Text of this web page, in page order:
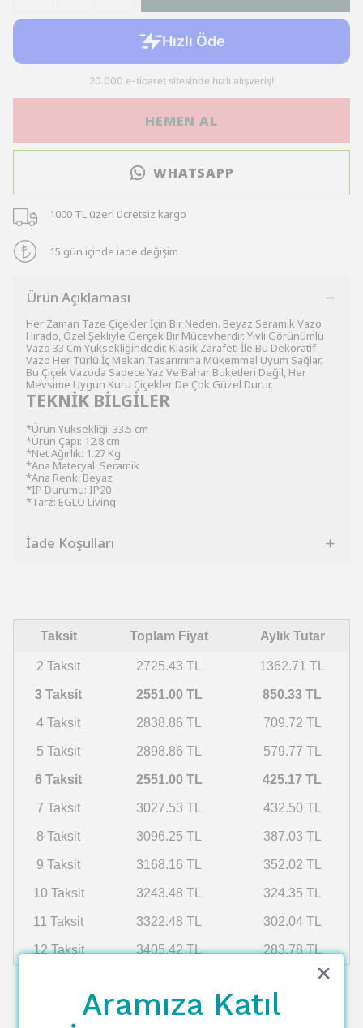
HEMEN AL
WHATSAPP
1000 TL üzeri ücretsiz kargo
15 gün içinde iade değişim
Ürün Açıklaması
Her Zaman Taze Çiçekler İçin Bir Neden. Beyaz Seramik Vazo
Hırado, Özel Şekliyle Gerçek Bir Mücevherdir. Yivli Görünümlü
Vazo 33 Cm Yüksekliğindedir. Klasik Zarafeti İle Bu Dekoratif
Vazo Her Türlü İç Mekan Tasarımına Mükemmel Uyum Sağlar.
Bu Çiçek Vazoda Sadece Yaz Ve Bahar Buketleri Değil, Her
Mevsime Uygun Kuru Çiçekler De Çok Güzel Durur.
TEKNİK BİLGİLER
*Ürün Yüksekliği: 33.5 cm
*Ürün Çapı: 12.8 cm
*Net Ağırlık: 1.27 Kg
*Ana Materyal: Seramik
*Ana Renk: Beyaz
*IP Durumu: IP20
*Tarz: EGLO Living
İade Koşulları
Taksit Toplam Fiyat Aylık Tutar
2 Taksit 2725.43 TL 1362.71 TL
3 Taksit 2551.00 TL 850.33 TL
4 Taksit 2838.86 TL 709.72 TL
5 Taksit 2898.86 TL 579.77 TL
6 Taksit 2551.00 TL 425.17 TL
7 Taksit 3027.53 TL 432.50 TL
8 Taksit 3096.25 TL 387.03 TL
9 Taksit 3168.16 TL 352.02 TL
10 Taksit 3243.48 TL 324.35 TL
11 Taksit 3322.48 TL 302.04 TL
12 Taksit 3405.42 TL 283.78 TL
Aramıza Katıl